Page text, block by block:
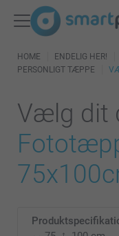
HOME ENDELIG HER!
PERSONLIGT TÆPPE
Vælg dit